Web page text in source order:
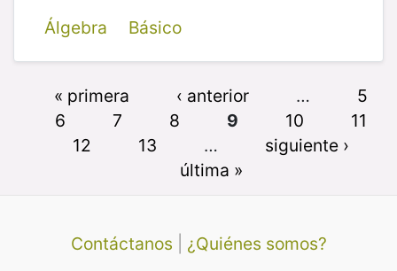
Álgebra
Básico
« primera ‹ anterior …
5
6
7 8 9 10
11
12
13 …
siguiente ›
última »
Contáctanos
¿Quiénes somos?